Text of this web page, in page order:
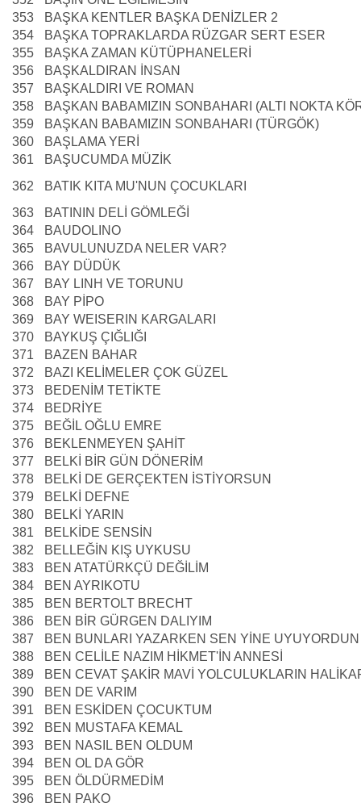
353
BAŞKA KENTLER BAŞKA DENİZLER 2
354
BAŞKA TOPRAKLARDA RÜZGAR SERT ESER
355
BAŞKA ZAMAN KÜTÜPHANELERİ
356
BAŞKALDIRAN İNSAN
357
BAŞKALDIRI VE ROMAN
358
BAŞKAN BABAMIZIN SONBAHARI (ALTI NOKTA
359
BAŞKAN BABAMIZIN SONBAHARI (TÜRGÖK)
360
BAŞLAMA YERİ
361
BAŞUCUMDA MÜZİK
362
BATIK KITA MU'NUN ÇOCUKLARI
363
BATININ DELİ GÖMLEĞİ
364
BAUDOLINO
365
BAVULUNUZDA NELER VAR?
366
BAY DÜDÜK
367
BAY LINH VE TORUNU
368
BAY PİPO
369
BAY WEISERIN KARGALARI
370
BAYKUŞ ÇIĞLIĞI
371
BAZEN BAHAR
372
BAZI KELİMELER ÇOK GÜZEL
373
BEDENİM TETİKTE
374
BEDRİYE
375
BEĞİL OĞLU EMRE
376
BEKLENMEYEN ŞAHİT
377
BELKİ BİR GÜN DÖNERİM
378
BELKİ DE GERÇEKTEN İSTİYORSUN
379
BELKİ DEFNE
380
BELKİ YARIN
381
BELKİDE SENSİN
382
BELLEĞİN KIŞ UYKUSU
383
BEN ATATÜRKÇÜ DEĞİLİM
384
BEN AYRIKOTU
385
BEN BERTOLT BRECHT
386
BEN BİR GÜRGEN DALIYIM
387
BEN BUNLARI YAZARKEN SEN YİNE UYUYORDUN
388
BEN CELİLE NAZIM HİKMET'İN ANNESİ
389
BEN CEVAT ŞAKİR MAVİ YOLCULUKLARIN
390
BEN DE VARIM
391
BEN ESKİDEN ÇOCUKTUM
392
BEN MUSTAFA KEMAL
393
BEN NASIL BEN OLDUM
394
BEN OL DA GÖR
395
BEN ÖLDÜRMEDİM
396
BEN PAKO